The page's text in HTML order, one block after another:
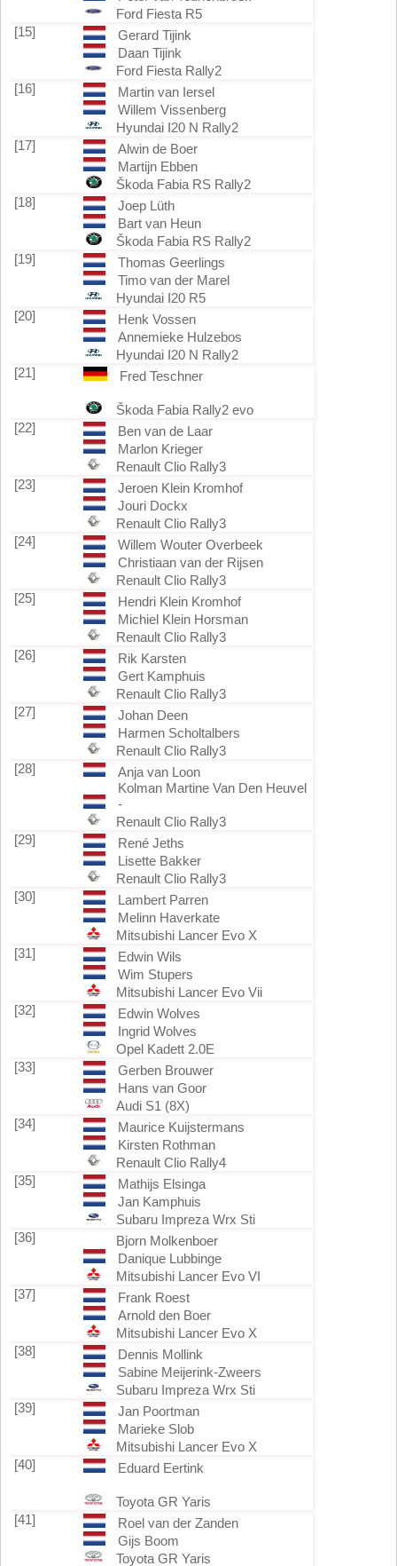
Ford Fiesta R5
[15]
Gerard Tijink
Daan Tijink
Ford Fiesta Rally2
[16]
Martin van Iersel
Willem Vissenberg
Hyundai I20 N Rally2
[17]
Alwin de Boer
Martijn Ebben
Škoda Fabia RS Rally2
[18]
Joep Lüth
Bart van Heun
Škoda Fabia RS Rally2
[19]
Thomas Geerlings
Timo van der Marel
Hyundai I20 R5
[20]
Henk Vossen
Annemieke Hulzebos
Hyundai I20 N Rally2
[21]
Fred Teschner
Škoda Fabia Rally2 evo
[22]
Ben van de Laar
Marlon Krieger
Renault Clio Rally3
[23]
Jeroen Klein Kromhof
Jouri Dockx
Renault Clio Rally3
[24]
Willem Wouter Overbeek
Christiaan van der Rijsen
Renault Clio Rally3
[25]
Hendri Klein Kromhof
Michiel Klein Horsman
Renault Clio Rally3
[26]
Rik Karsten
Gert Kamphuis
Renault Clio Rally3
[27]
Johan Deen
Harmen Scholtalbers
Renault Clio Rally3
[28]
Anja van Loon
Kolman Martine Van Den Heuvel
-
Renault Clio Rally3
[29]
René Jeths
Lisette Bakker
Renault Clio Rally3
[30]
Lambert Parren
Melinn Haverkate
Mitsubishi Lancer Evo X
[31]
Edwin Wils
Wim Stupers
Mitsubishi Lancer Evo Vii
[32]
Edwin Wolves
Ingrid Wolves
Opel Kadett 2.0E
[33]
Gerben Brouwer
Hans van Goor
Audi S1 (8X)
[34]
Maurice Kuijstermans
Kirsten Rothman
Renault Clio Rally4
[35]
Mathijs Elsinga
Jan Kamphuis
Subaru Impreza Wrx Sti
[36]
Bjorn Molkenboer
Danique Lubbinge
Mitsubishi Lancer Evo VI
[37]
Frank Roest
Arnold den Boer
Mitsubishi Lancer Evo X
[38]
Dennis Mollink
Sabine Meijerink-Zweers
Subaru Impreza Wrx Sti
[39]
Jan Poortman
Marieke Slob
Mitsubishi Lancer Evo X
[40]
Eduard Eertink
Toyota GR Yaris
[41]
Roel van der Zanden
Gijs Boom
Toyota GR Yaris